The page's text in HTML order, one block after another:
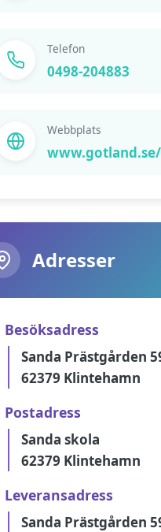
Telefon
0498-204883
Webbplats
Adresser
Besöksadress
Sanda Prästgården
62379 Klintehamn
Postadress
Sanda skola
62379 Klintehamn
Leveransadress
Sanda Prästgården